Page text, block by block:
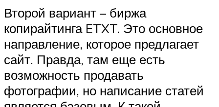
Второй вариант – биржа
копирайтинга ETXT. Это основное
направление, которое предлагает
сайт. Правда, там еще есть
возможность продавать
фотографии, но написание статей